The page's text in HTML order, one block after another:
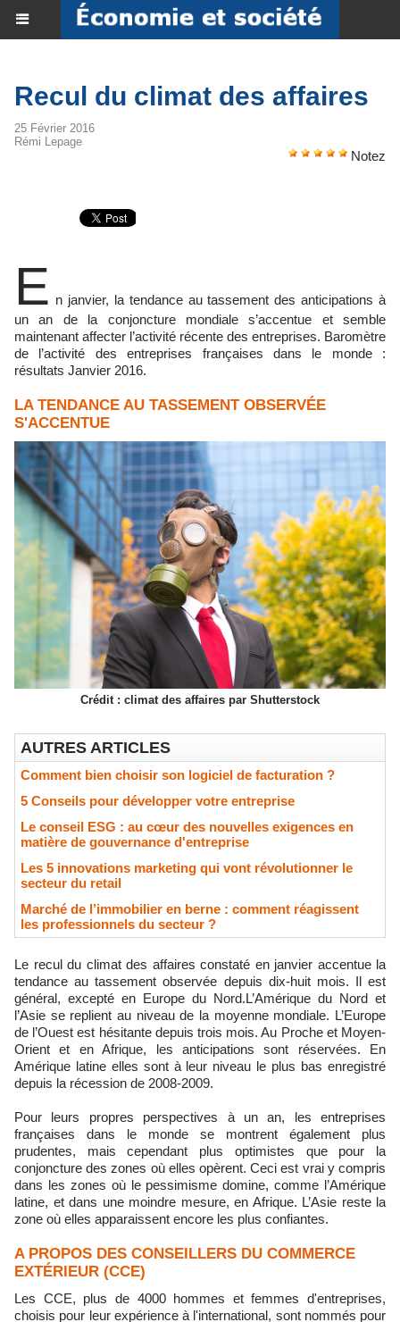
Recul du climat des affaires
25 Février 2016
Rémi Lepage
Notez
E n janvier, la tendance au tassement des anticipations à
un an de la conjoncture mondiale s’accentue et semble
maintenant affecter l’activité récente des entreprises. Baromètre
de l’activité des entreprises françaises dans le monde :
résultats Janvier 2016.
LA TENDANCE AU TASSEMENT OBSERVÉE
S'ACCENTUE
Crédit : climat des affaires par Shutterstock
AUTRES ARTICLES
Comment bien choisir son logiciel de facturation ?
5 Conseils pour développer votre entreprise
Le conseil ESG : au cœur des nouvelles exigences en
matière de gouvernance d'entreprise
Les 5 innovations marketing qui vont révolutionner le
secteur du retail
Marché de l’immobilier en berne : comment réagissent
les professionnels du secteur ?
Le recul du climat des affaires constaté en janvier accentue la
tendance au tassement observée depuis dix-huit mois. Il est
général, excepté en Europe du Nord.L’Amérique du Nord et
l’Asie se replient au niveau de la moyenne mondiale. L’Europe
de l’Ouest est hésitante depuis trois mois. Au Proche et Moyen-
Orient et en Afrique, les anticipations sont réservées. En
Amérique latine elles sont à leur niveau le plus bas enregistré
depuis la récession de 2008-2009.
Pour leurs propres perspectives à un an, les entreprises
françaises dans le monde se montrent également plus
prudentes, mais cependant plus optimistes que pour la
conjoncture des zones où elles opèrent. Ceci est vrai y compris
dans les zones où le pessimisme domine, comme l’Amérique
latine, et dans une moindre mesure, en Afrique. L’Asie reste la
zone où elles apparaissent encore les plus confiantes.
A PROPOS DES CONSEILLERS DU COMMERCE
EXTÉRIEUR (CCE)
Les CCE, plus de 4000 hommes et femmes d'entreprises,
choisis pour leur expérience à l'international, sont nommés pour